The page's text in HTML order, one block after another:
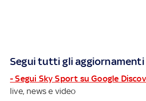
Segui tutti gli aggiornamenti
- Segui Sky Sport su Google
live, news e video